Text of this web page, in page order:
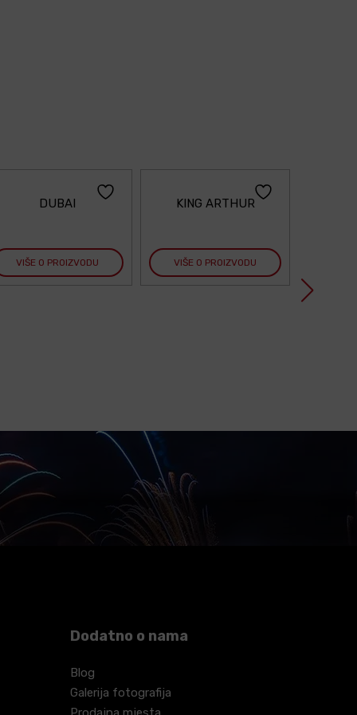
DUBAI
VIŠE O PROIZVODU
KING ARTHUR
VIŠE O PROIZVODU
Dodatno o nama
Blog
Galerija fotografija